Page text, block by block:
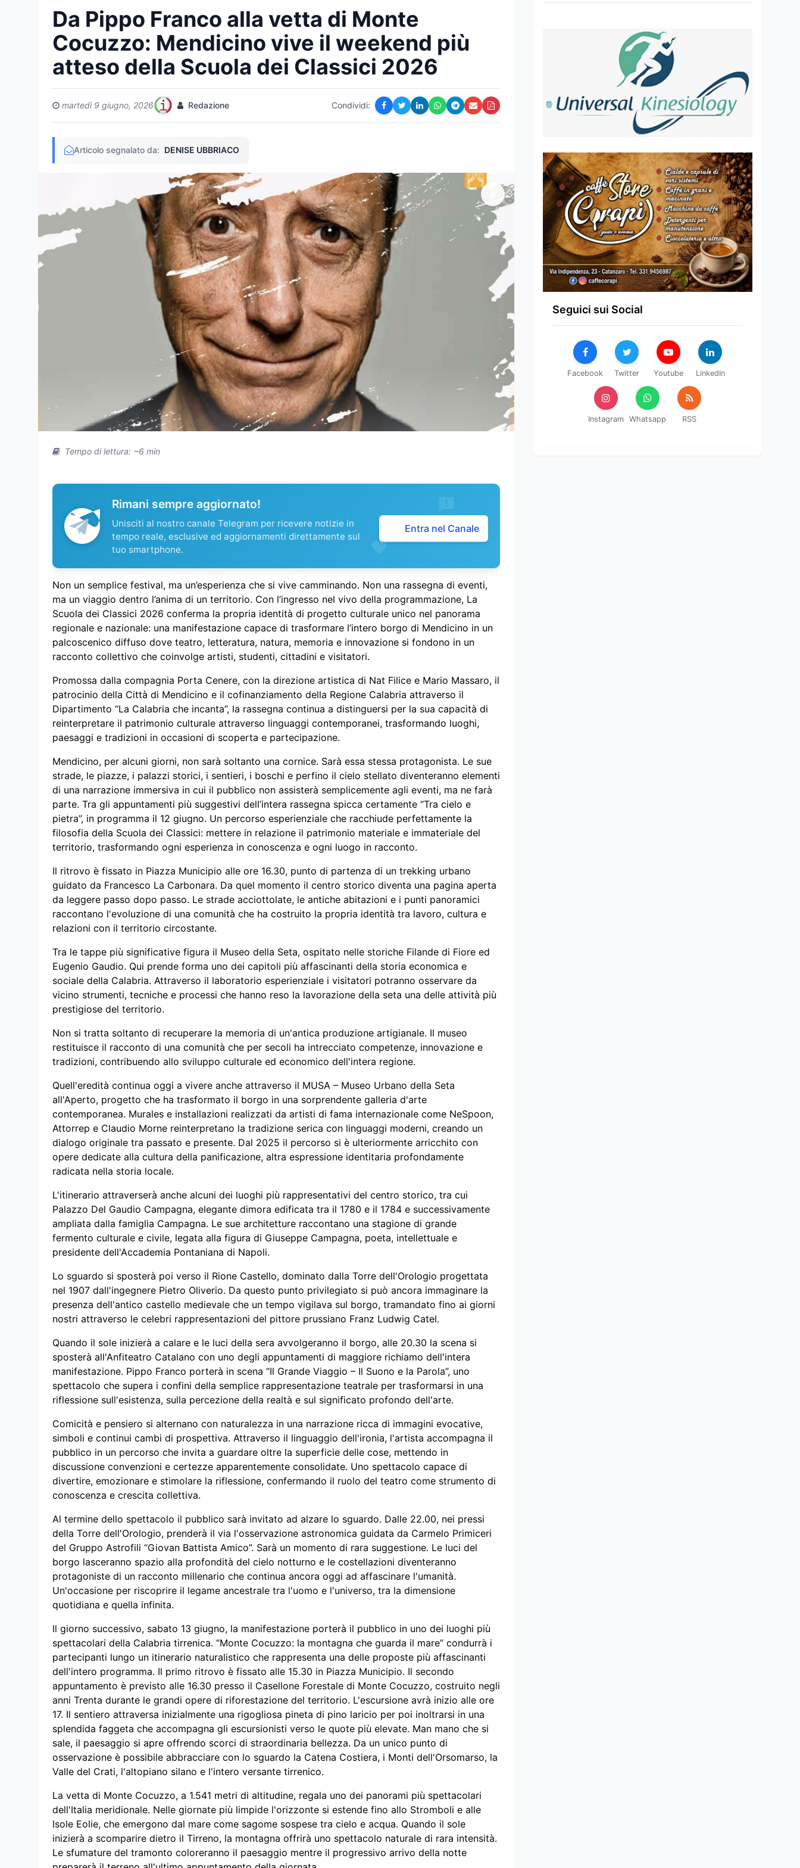
Da Pippo Franco alla vetta di Monte
Cocuzzo: Mendicino vive il weekend più
atteso della Scuola dei Classici 2026
martedì 9 giugno, 2026 Redazione Condividi:
Articolo segnalato da: DENISE UBBRIACO
Tempo di lettura: ~6 min
Rimani sempre aggiornato!
Unisciti al nostro canale Telegram per ricevere notizie in
tempo reale, esclusive ed aggiornamenti direttamente sul
tuo smartphone.
Entra nel Canale
Non un semplice festival, ma un’esperienza che si vive camminando. Non una rassegna di eventi,
ma un viaggio dentro l’anima di un territorio. Con l’ingresso nel vivo della programmazione, La
Scuola dei Classici 2026 conferma la propria identità di progetto culturale unico nel panorama
regionale e nazionale: una manifestazione capace di trasformare l’intero borgo di Mendicino in un
palcoscenico diffuso dove teatro, letteratura, natura, memoria e innovazione si fondono in un
racconto collettivo che coinvolge artisti, studenti, cittadini e visitatori.
Promossa dalla compagnia Porta Cenere, con la direzione artistica di Nat Filice e Mario Massaro, il
patrocinio della Città di Mendicino e il cofinanziamento della Regione Calabria attraverso il
Dipartimento “La Calabria che incanta”, la rassegna continua a distinguersi per la sua capacità di
reinterpretare il patrimonio culturale attraverso linguaggi contemporanei, trasformando luoghi,
paesaggi e tradizioni in occasioni di scoperta e partecipazione.
Mendicino, per alcuni giorni, non sarà soltanto una cornice. Sarà essa stessa protagonista. Le sue
strade, le piazze, i palazzi storici, i sentieri, i boschi e perfino il cielo stellato diventeranno elementi
di una narrazione immersiva in cui il pubblico non assisterà semplicemente agli eventi, ma ne farà
parte. Tra gli appuntamenti più suggestivi dell’intera rassegna spicca certamente “Tra cielo e
pietra”, in programma il 12 giugno. Un percorso esperienziale che racchiude perfettamente la
filosofia della Scuola dei Classici: mettere in relazione il patrimonio materiale e immateriale del
territorio, trasformando ogni esperienza in conoscenza e ogni luogo in racconto.
Il ritrovo è fissato in Piazza Municipio alle ore 16.30, punto di partenza di un trekking urbano
guidato da Francesco La Carbonara. Da quel momento il centro storico diventa una pagina aperta
da leggere passo dopo passo. Le strade acciottolate, le antiche abitazioni e i punti panoramici
raccontano l'evoluzione di una comunità che ha costruito la propria identità tra lavoro, cultura e
relazioni con il territorio circostante.
Tra le tappe più significative figura il Museo della Seta, ospitato nelle storiche Filande di Fiore ed
Eugenio Gaudio. Qui prende forma uno dei capitoli più affascinanti della storia economica e
sociale della Calabria. Attraverso il laboratorio esperienziale i visitatori potranno osservare da
vicino strumenti, tecniche e processi che hanno reso la lavorazione della seta una delle attività più
prestigiose del territorio.
Non si tratta soltanto di recuperare la memoria di un'antica produzione artigianale. Il museo
restituisce il racconto di una comunità che per secoli ha intrecciato competenze, innovazione e
tradizioni, contribuendo allo sviluppo culturale ed economico dell'intera regione.
Quell'eredità continua oggi a vivere anche attraverso il MUSA – Museo Urbano della Seta
all'Aperto, progetto che ha trasformato il borgo in una sorprendente galleria d'arte
contemporanea. Murales e installazioni realizzati da artisti di fama internazionale come NeSpoon,
Attorrep e Claudio Morne reinterpretano la tradizione serica con linguaggi moderni, creando un
dialogo originale tra passato e presente. Dal 2025 il percorso si è ulteriormente arricchito con
opere dedicate alla cultura della panificazione, altra espressione identitaria profondamente
radicata nella storia locale.
L'itinerario attraverserà anche alcuni dei luoghi più rappresentativi del centro storico, tra cui
Palazzo Del Gaudio Campagna, elegante dimora edificata tra il 1780 e il 1784 e successivamente
ampliata dalla famiglia Campagna. Le sue architetture raccontano una stagione di grande
fermento culturale e civile, legata alla figura di Giuseppe Campagna, poeta, intellettuale e
presidente dell'Accademia Pontaniana di Napoli.
Lo sguardo si sposterà poi verso il Rione Castello, dominato dalla Torre dell'Orologio progettata
nel 1907 dall'ingegnere Pietro Oliverio. Da questo punto privilegiato si può ancora immaginare la
presenza dell'antico castello medievale che un tempo vigilava sul borgo, tramandato fino ai giorni
nostri attraverso le celebri rappresentazioni del pittore prussiano Franz Ludwig Catel.
Quando il sole inizierà a calare e le luci della sera avvolgeranno il borgo, alle 20.30 la scena si
sposterà all'Anfiteatro Catalano con uno degli appuntamenti di maggiore richiamo dell'intera
manifestazione. Pippo Franco porterà in scena “Il Grande Viaggio – Il Suono e la Parola”, uno
spettacolo che supera i confini della semplice rappresentazione teatrale per trasformarsi in una
riflessione sull'esistenza, sulla percezione della realtà e sul significato profondo dell'arte.
Comicità e pensiero si alternano con naturalezza in una narrazione ricca di immagini evocative,
simboli e continui cambi di prospettiva. Attraverso il linguaggio dell'ironia, l'artista accompagna il
pubblico in un percorso che invita a guardare oltre la superficie delle cose, mettendo in
discussione convenzioni e certezze apparentemente consolidate. Uno spettacolo capace di
divertire, emozionare e stimolare la riflessione, confermando il ruolo del teatro come strumento di
conoscenza e crescita collettiva.
Al termine dello spettacolo il pubblico sarà invitato ad alzare lo sguardo. Dalle 22.00, nei pressi
della Torre dell'Orologio, prenderà il via l'osservazione astronomica guidata da Carmelo Primiceri
del Gruppo Astrofili “Giovan Battista Amico”. Sarà un momento di rara suggestione. Le luci del
borgo lasceranno spazio alla profondità del cielo notturno e le costellazioni diventeranno
protagoniste di un racconto millenario che continua ancora oggi ad affascinare l'umanità.
Un'occasione per riscoprire il legame ancestrale tra l'uomo e l'universo, tra la dimensione
quotidiana e quella infinita.
Il giorno successivo, sabato 13 giugno, la manifestazione porterà il pubblico in uno dei luoghi più
spettacolari della Calabria tirrenica. “Monte Cocuzzo: la montagna che guarda il mare” condurrà i
partecipanti lungo un itinerario naturalistico che rappresenta una delle proposte più affascinanti
dell'intero programma. Il primo ritrovo è fissato alle 15.30 in Piazza Municipio. Il secondo
appuntamento è previsto alle 16.30 presso il Casellone Forestale di Monte Cocuzzo, costruito negli
anni Trenta durante le grandi opere di riforestazione del territorio. L'escursione avrà inizio alle ore
17. Il sentiero attraversa inizialmente una rigogliosa pineta di pino laricio per poi inoltrarsi in una
splendida faggeta che accompagna gli escursionisti verso le quote più elevate. Man mano che si
sale, il paesaggio si apre offrendo scorci di straordinaria bellezza. Da un unico punto di
osservazione è possibile abbracciare con lo sguardo la Catena Costiera, i Monti dell'Orsomarso, la
Valle del Crati, l'altopiano silano e l'intero versante tirrenico.
La vetta di Monte Cocuzzo, a 1.541 metri di altitudine, regala uno dei panorami più spettacolari
dell'Italia meridionale. Nelle giornate più limpide l'orizzonte si estende fino allo Stromboli e alle
Isole Eolie, che emergono dal mare come sagome sospese tra cielo e acqua. Quando il sole
inizierà a scomparire dietro il Tirreno, la montagna offrirà uno spettacolo naturale di rara intensità.
Le sfumature del tramonto coloreranno il paesaggio mentre il progressivo arrivo della notte
Seguici sui Social
Facebook Twitter Youtube LinkedIn
Instagram Whatsapp RSS